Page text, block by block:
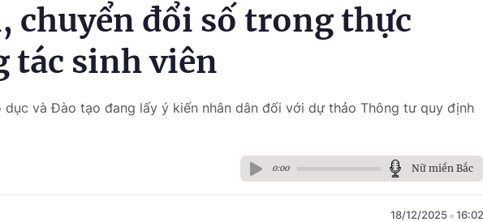
chuyển đổi số trong thực
tác sinh viên
dục và Đào tạo đang lấy ý kiến nhân dân đối với dự thảo Thông tư quy định
0:00 Nữ miền Bắc
18/12/2025 16:02